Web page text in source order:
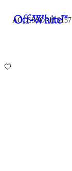
ACCESSORIES157